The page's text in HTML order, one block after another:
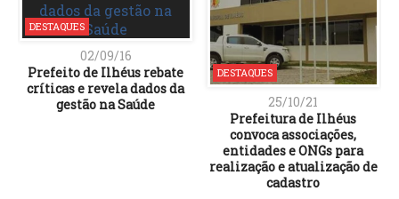
DESTAQUES
02/09/16
Prefeito de Ilhéus rebate
críticas e revela dados da
gestão na Saúde
DESTAQUES
25/10/21
Prefeitura de Ilhéus
convoca associações,
entidades e ONGs para
realização e atualização de
cadastro